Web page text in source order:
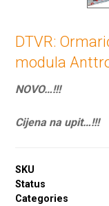
DTVR:
modula
NOVO…!!!
Cijena na upit…!!!
SKU
Status
Categories